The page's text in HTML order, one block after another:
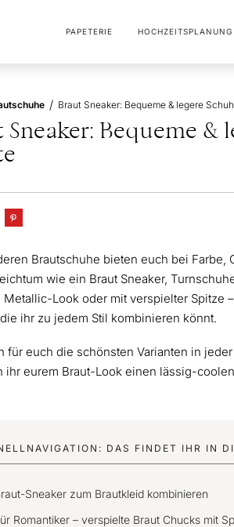
PAPETERIE
/
Sneaker: Bequeme &
Brautschuhe bieten euch bei
wie ein Braut Sneaker,
Metallic-Look oder mit verspielter Spitze
ihr zu jedem Stil kombinieren könnt.
für euch die schönsten Varianten in
ihr eurem Braut-Look einen lässig-
DAS FINDET IHR IN
Sneaker zum Brautkleid kombinieren
Romantiker – verspielte Braut Chucks mit